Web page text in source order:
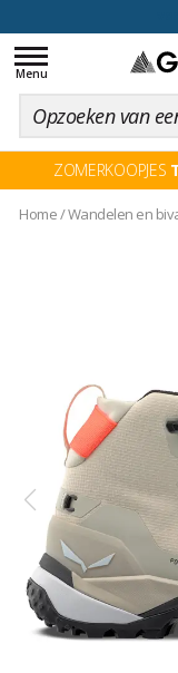
Toggle
navigation
Menu
ZOMERKOOPJES
Home/Wandelen en